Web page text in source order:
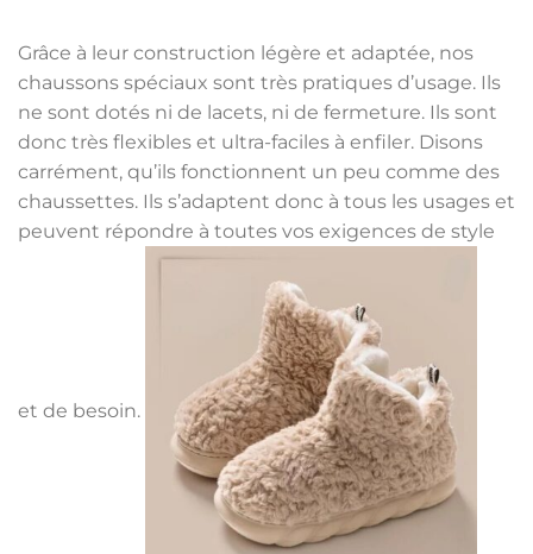
Grâce à leur construction légère et adaptée, nos
chaussons spéciaux sont très pratiques d’usage. Ils
ne sont dotés ni de lacets, ni de fermeture. Ils sont
donc très flexibles et ultra-faciles à enfiler. Disons
carrément, qu’ils fonctionnent un peu comme des
chaussettes. Ils s’adaptent donc à tous les usages et
peuvent répondre à toutes vos exigences de style
et de besoin.